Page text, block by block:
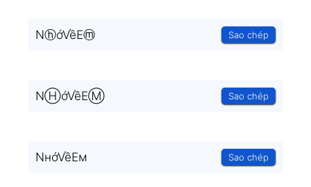
NⓗớVềEⓜ Sao chép
NⒽớVềEⓂ Sao chép
NнớVềEм Sao chép